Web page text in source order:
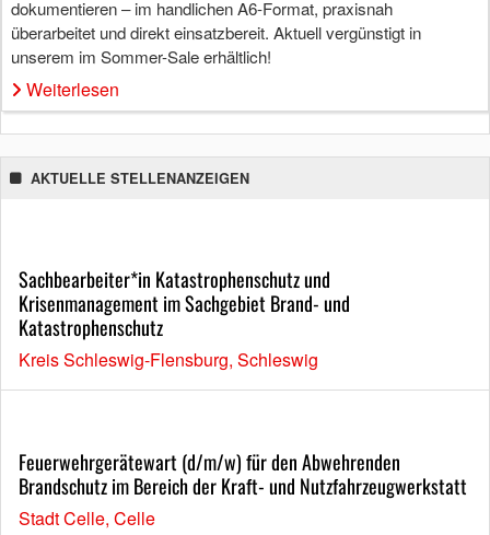
dokumentieren – im handlichen A6-Format, praxisnah
überarbeitet und direkt einsatzbereit. Aktuell vergünstigt in
unserem im Sommer-Sale erhältlich!
Weiterlesen
AKTUELLE STELLENANZEIGEN
Sachbearbeiter*in Katastrophenschutz und
Krisenmanagement im Sachgebiet Brand- und
Katastrophenschutz
Kreis Schleswig-Flensburg, Schleswig
Feuerwehrgerätewart (d/m/w) für den Abwehrenden
Brandschutz im Bereich der Kraft- und Nutzfahrzeugwerkstatt
Stadt Celle, Celle